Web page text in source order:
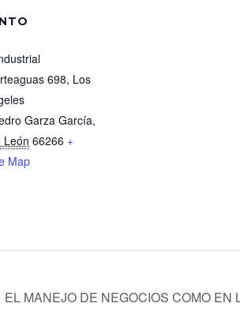
698, Los
Garza García,
León 66266 +
Map
EL MANEJO DE NEGOCIOS COMO